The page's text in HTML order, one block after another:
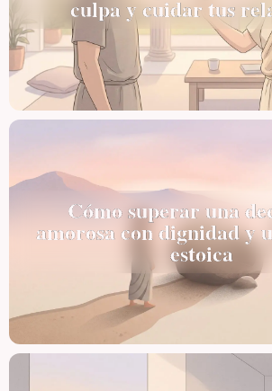
culpa y cuidar tus
Cómo superar una
amorosa con dignidad y
estoica